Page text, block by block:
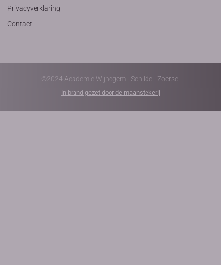
Privacyverklaring
Contact
©2024 Academie Wijnegem - Schilde - Zoersel
in brand gezet door de maanstekerij